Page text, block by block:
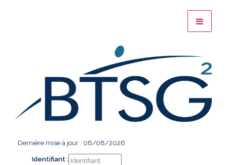
Dernière mise à jour : 06/08/2026
Identifiant :